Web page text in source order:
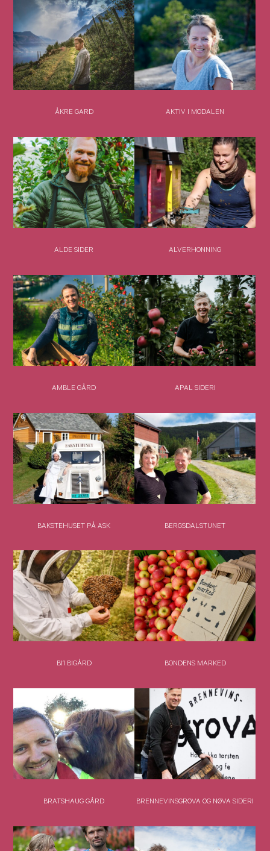
ÅKRE GARD AKTIV I MODALEN
ALDE SIDER ALVERHONNING
AMBLE GÅRD APAL SIDERI
BAKSTEHUSET PÅ ASK BERGSDALSTUNET
BI1 BIGÅRD BONDENS MARKED
BRATSHAUG GÅRD BRENNEVINSGROVA OG NØVA SIDERI